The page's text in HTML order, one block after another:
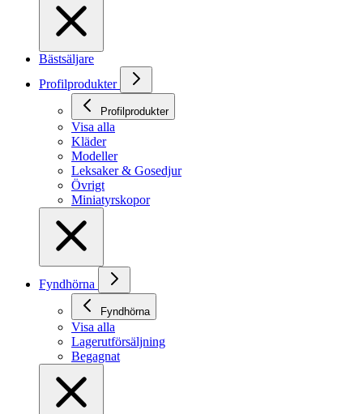
Bästsäljare
Profilprodukter
Profilprodukter
Visa alla
Kläder
Modeller
Leksaker & Gosedjur
Övrigt
Miniatyrskopor
Fyndhörna
Fyndhörna
Visa alla
Lagerutförsäljning
Begagnat